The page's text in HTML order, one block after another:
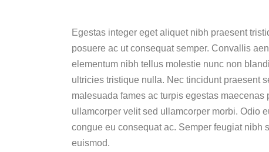
Egestas integer eget aliquet nibh praesent
posuere ac ut consequat semper. Convallis
elementum nibh tellus molestie nunc non
ultricies tristique nulla. Nec tincidunt praesent
malesuada fames ac turpis egestas
ullamcorper velit sed ullamcorper morbi. Odio
congue eu consequat ac. Semper feugiat nibh
euismod.